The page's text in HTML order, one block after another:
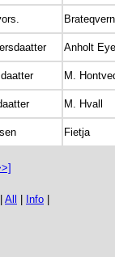
Anholt Eye
M.
M. Hvall
Fietja
All Info